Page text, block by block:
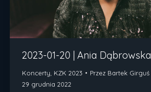
2023-01-20 | Ania Dąbrowska
Koncerty KZK 2023 Przez Bartek Girguś
29 grudnia 2022